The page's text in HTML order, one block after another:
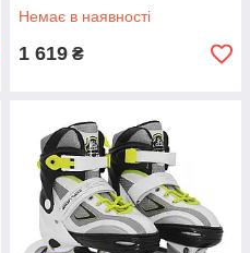
Немає в наявності
1 619 ₴